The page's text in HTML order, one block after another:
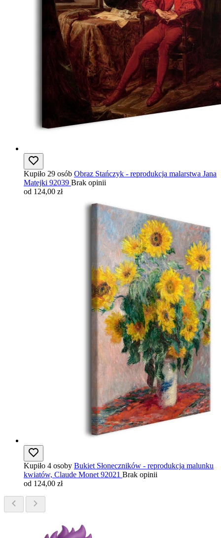
Kupiło 29 osób Obraz Stańczyk - reprodukcja malarstwa Jana
Matejki 92039 Brak opinii
od 124,00 zł
Kupiło 4 osoby Bukiet Słoneczników - reprodukcja malunku
kwiatów, Claude Monet 92021 Brak opinii
od 124,00 zł